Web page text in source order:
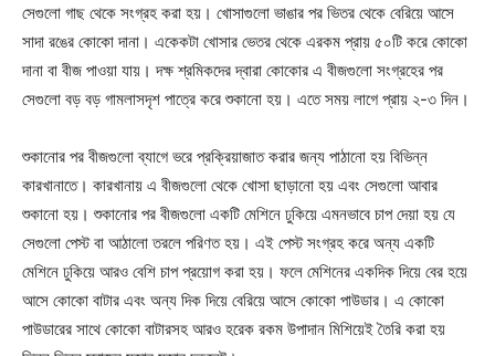
সেগুলো গাছ থেকে সংগ্রহ করা হয়। খোসাগুলো ভাঙার পর ভিতর থেকে বেরিয়ে আসে
সাদা রঙের কোকো দানা। একেকটা খোসার ভেতর থেকে এরকম প্রায় ৫০টি করে কোকো
দানা বা বীজ পাওয়া যায়। দক্ষ শ্রমিকদের দ্বারা কোকোর এ বীজগুলো সংগ্রহের পর
সেগুলো বড় বড় গামলাসদৃশ পাত্রে করে শুকানো হয়। এতে সময় লাগে প্রায় ২-৩ দিন।
শুকানোর পর বীজগুলো ব্যাগে ভরে প্রক্রিয়াজাত করার জন্য পাঠানো হয় বিভিন্ন
কারখানাতে। কারখানায় এ বীজগুলো থেকে খোসা ছাড়ানো হয় এবং সেগুলো আবার
শুকানো হয়। শুকানোর পর বীজগুলো একটি মেশিনে ঢুকিয়ে এমনভাবে চাপ দেয়া হয় যে
সেগুলো পেস্ট বা আঠালো তরলে পরিণত হয়। এই পেস্ট সংগ্রহ করে অন্য একটি
মেশিনে ঢুকিয়ে আরও বেশি চাপ প্রয়োগ করা হয়। ফলে মেশিনের একদিক দিয়ে বের হয়ে
আসে কোকো বাটার এবং অন্য দিক দিয়ে বেরিয়ে আসে কোকো পাউডার। এ কোকো
পাউডারের সাথে কোকো বাটারসহ আরও হরেক রকম উপাদান মিশিয়েই তৈরি করা হয়